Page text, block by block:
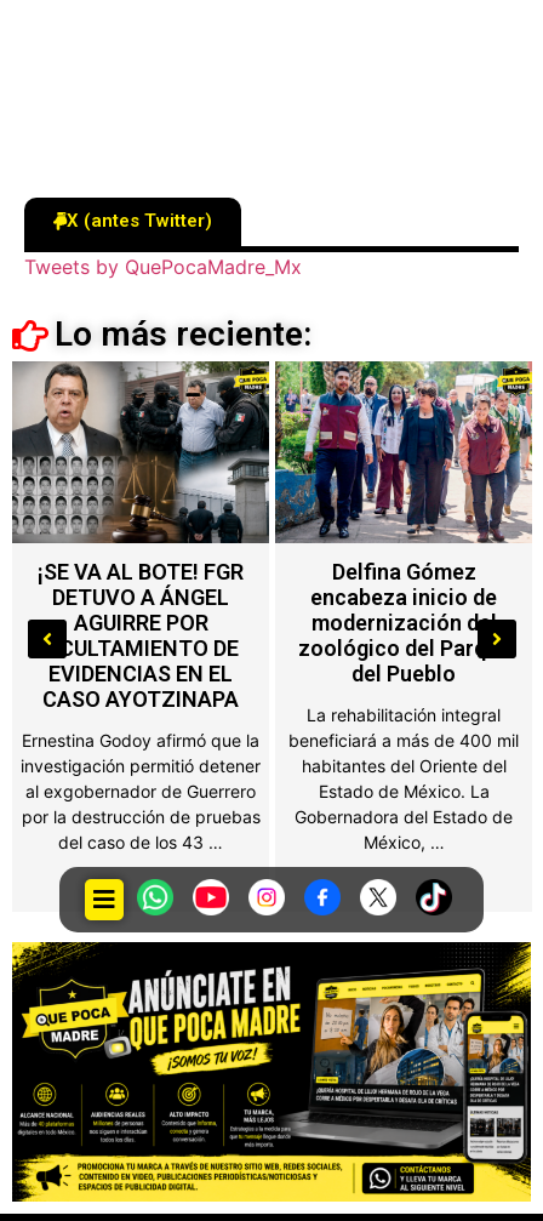
X (antes Twitter)
Tweets by QuePocaMadre_Mx
Lo más reciente:
Delfina Gómez
encabeza inicio de
modernización del
zoológico del Parque
del Pueblo
beneficiará a más de 400 mil
habitantes del Oriente del
Estado de México. La
Gobernadora del Estado de
México, …
Nuevo impuesto en
Edoméx alcanza a
máquinas de
videojuegos, ferias y
salones de fiesta
Propietarios de negocios,
salones de fiestas, ferias y
establecimientos que
obtengan ingresos por juegos
o espectáculos públicos en el
Estado de México …